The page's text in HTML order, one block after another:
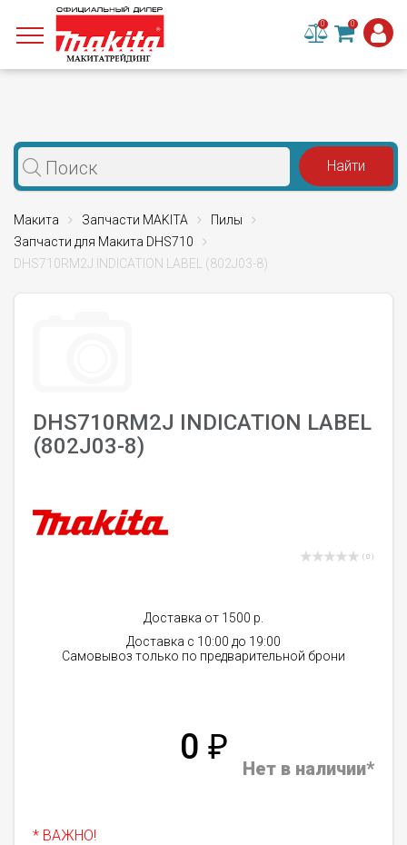
0 0
Макита Запчасти MAKITA
Пилы
Запчасти для Макита DHS710
DHS710RM2J INDICATION LABEL (802J03-8)
DHS710RM2J INDICATION LABEL
(802J03-8)
( 0 )
Доставка от 1500 р.
Доставка с 10:00 до 19:00
Самовывоз только по предварительной брони
0 ₽
Нет в наличии*
* ВАЖНО!